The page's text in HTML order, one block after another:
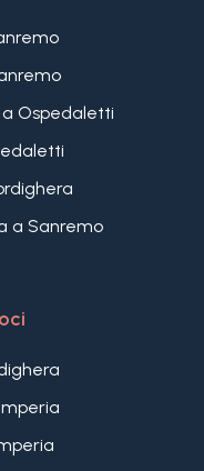
Ospedaletti
a Sanremo